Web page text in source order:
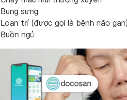
Bụng sưng
Loạn trí (được gọi là bệnh não gan)
Buồn ngủ